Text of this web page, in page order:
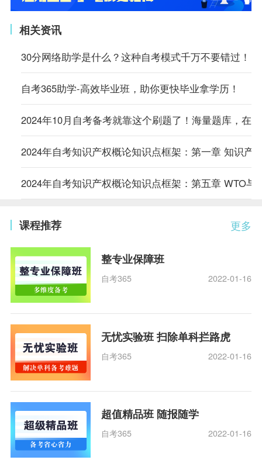
相关资讯
30分网络助学是什么？这种自考模式千万不要错过！
自考365助学-高效毕业班，助你更快毕业拿学历！
2024年10月自考备考就靠这个刷题了！海量题库，在
2024年自考知识产权概论知识点框架：第一章 知识产
2024年自考知识产权概论知识点框架：第五章 WTO与
更多
课程推荐
整专业保障班
自考365 2022-01-16
无忧实验班 扫除单科拦路虎
自考365 2022-01-16
超值精品班 随报随学
自考365 2022-01-16